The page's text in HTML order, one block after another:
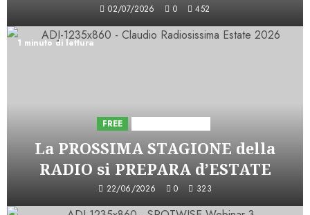
02/07/2026 0 452
1 minuto di lettura
FREE
La PROSSIMA STAGIONE della
RADIO si PREPARA d’ESTATE
22/06/2026 0 323